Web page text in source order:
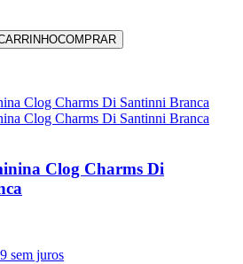
COMPRAR
Clog Charms Di
sem juros